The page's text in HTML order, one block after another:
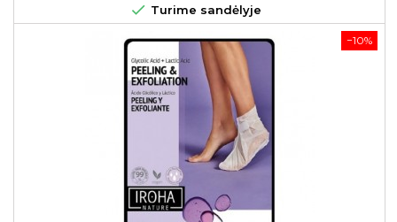
 Turime sandėlyje
−10%